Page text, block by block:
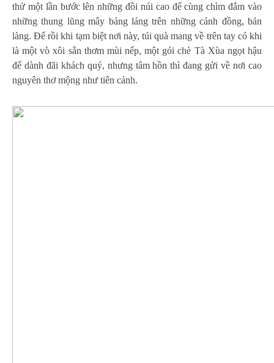
thử một lần bước lên những đồi núi cao để cùng chìm đắm vào
những thung lũng mây bảng lảng trên những cánh đồng, bản
làng. Để rồi khi tạm biệt nơi này, túi quà mang về trên tay có khi
là một vò xôi sắn thơm mùi nếp, một gói chè Tà Xùa ngọt hậu
để dành đãi khách quý, nhưng tâm hồn thì đang gửi về nơi cao
nguyên thơ mộng như tiên cảnh.